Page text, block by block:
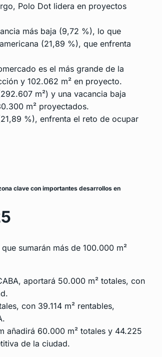
Polo Dot lidera en proyectos
más baja (9,72 %), lo que
(21,89 %), que enfrenta
es el más grande de la
y 102.062 m² en proyecto.
m²) y una vacancia baja
m² proyectados.
%), enfrenta el reto de ocupar
clave con importantes desarrollos en
sumarán más de 100.000 m²
aportará 50.000 m² totales, con
con 39.114 m² rentables,
añadirá 60.000 m² totales y 44.225
de la ciudad.